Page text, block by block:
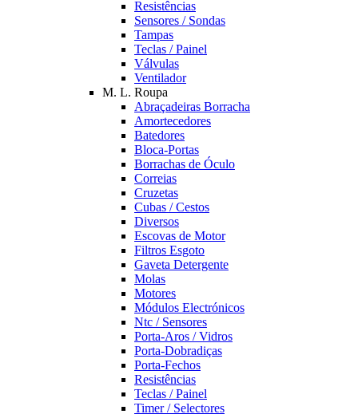
Resistências
Sensores / Sondas
Tampas
Teclas / Painel
Válvulas
Ventilador
M. L. Roupa
Abraçadeiras Borracha
Amortecedores
Batedores
Bloca-Portas
Borrachas de Óculo
Correias
Cruzetas
Cubas / Cestos
Diversos
Escovas de Motor
Filtros Esgoto
Gaveta Detergente
Molas
Motores
Módulos Electrónicos
Ntc / Sensores
Porta-Aros / Vidros
Porta-Dobradiças
Porta-Fechos
Resistências
Teclas / Painel
Timer / Selectores